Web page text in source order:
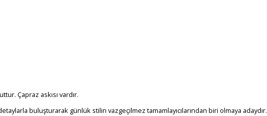
Çapraz askısı vardır.
buluşturarak günlük stilin vazgeçilmez tamamlayıcılarından biri olmaya adaydır.